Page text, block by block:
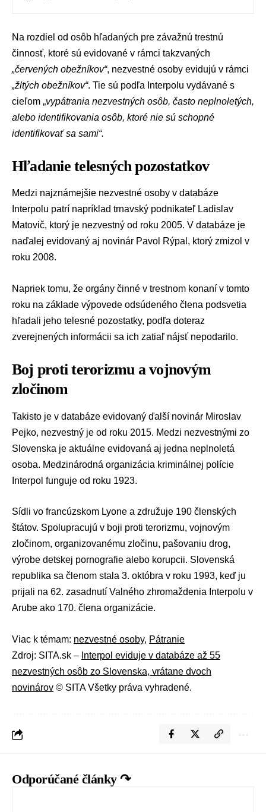
Na rozdiel od osôb hľadaných pre závažnú trestnú
činnosť, ktoré sú evidované v rámci takzvaných
„červených obežníkov“, nezvestné osoby evidujú v rámci
„žltých obežníkov“. Tie sú podľa Interpolu vydávané s
cieľom „vypátrania nezvestných osôb, často neplnoletých,
alebo identifikovania osôb, ktoré nie sú schopné
identifikovať sa sami“.
Hľadanie telesných pozostatkov
Medzi najznámejšie nezvestné osoby v databáze
Interpolu patrí napríklad trnavský podnikateľ Ladislav
Matovič, ktorý je nezvestný od roku 2005. V databáze je
naďalej evidovaný aj novinár Pavol Rýpal, ktorý zmizol v
roku 2008.
Napriek tomu, že orgány činné v trestnom konaní v tomto
roku na základe výpovede odsúdeného člena podsvetia
hľadali jeho telesné pozostatky, podľa doteraz
zverejnených informácii sa ich zatiaľ nájsť nepodarilo.
Boj proti terorizmu a vojnovým
zločinom
Takisto je v databáze evidovaný ďalší novinár Miroslav
Pejko, nezvestný je od roku 2015. Medzi nezvestnými zo
Slovenska je aktuálne evidovaná aj jedna neplnoletá
osoba. Medzinárodná organizácia kriminálnej polície
Interpol funguje od roku 1923.
Sídli vo francúzskom Lyone a združuje 190 členských
štátov. Spolupracujú v boji proti terorizmu, vojnovým
zločinom, organizovanému zločinu, pašovaniu drog,
výrobe detskej pornografie alebo korupcii. Slovenská
republika sa členom stala 3. októbra v roku 1993, keď ju
prijali na 62. zasadnutí Valného zhromaždenia Interpolu v
Arube ako 170. člena organizácie.
Viac k témam: nezvestné osoby, Pátranie
Zdroj: SITA.sk – Interpol eviduje v databáze až 55
nezvestných osôb zo Slovenska, vrátane dvoch
novinárov © SITA Všetky práva vyhradené.
Odporúčané články ↷